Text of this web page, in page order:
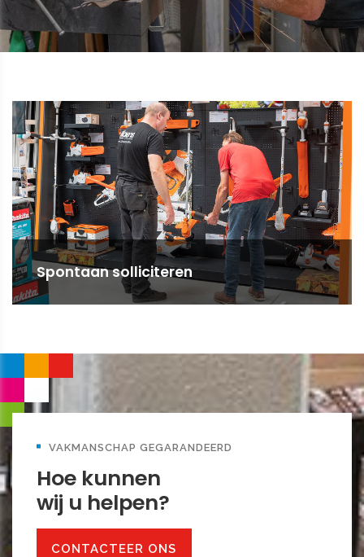
Spontaan solliciteren
VAKMANSCHAP GEGARANDEERD
Hoe kunnen
​​​​​​​wij u helpen?
CONTACTEER ONS